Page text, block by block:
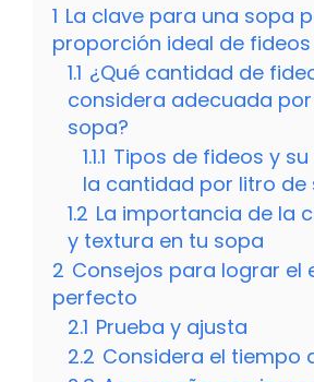
1 La clave para una sopa
proporción ideal de
1.1 ¿Qué cantidad de
considera adecuada
sopa?
1.1.1 Tipos de fideos y
la cantidad por litro de
1.2 La importancia de la
y textura en tu sopa
2 Consejos para lograr el
perfecto
2.1 Prueba y ajusta
2.2 Considera el tiempo